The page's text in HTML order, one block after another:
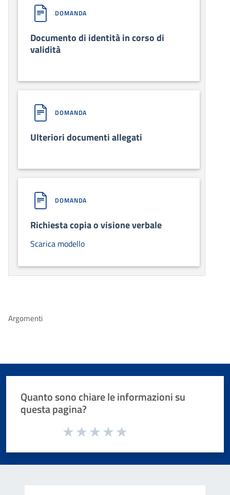
DOMANDA
Documento di identità in corso di
validità
DOMANDA
Ulteriori documenti allegati
DOMANDA
Richiesta copia o visione verbale
Scarica modello
Argomenti
Quanto sono chiare le informazioni su
questa pagina?
Valuta da 1 a 5 stelle la pagina